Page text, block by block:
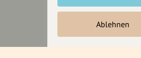
hey.bayern ist ein
uns für unsere Region
für alle, die uns
Ablehnen